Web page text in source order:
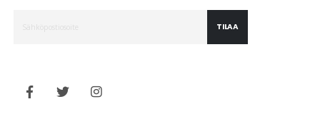
TILAA